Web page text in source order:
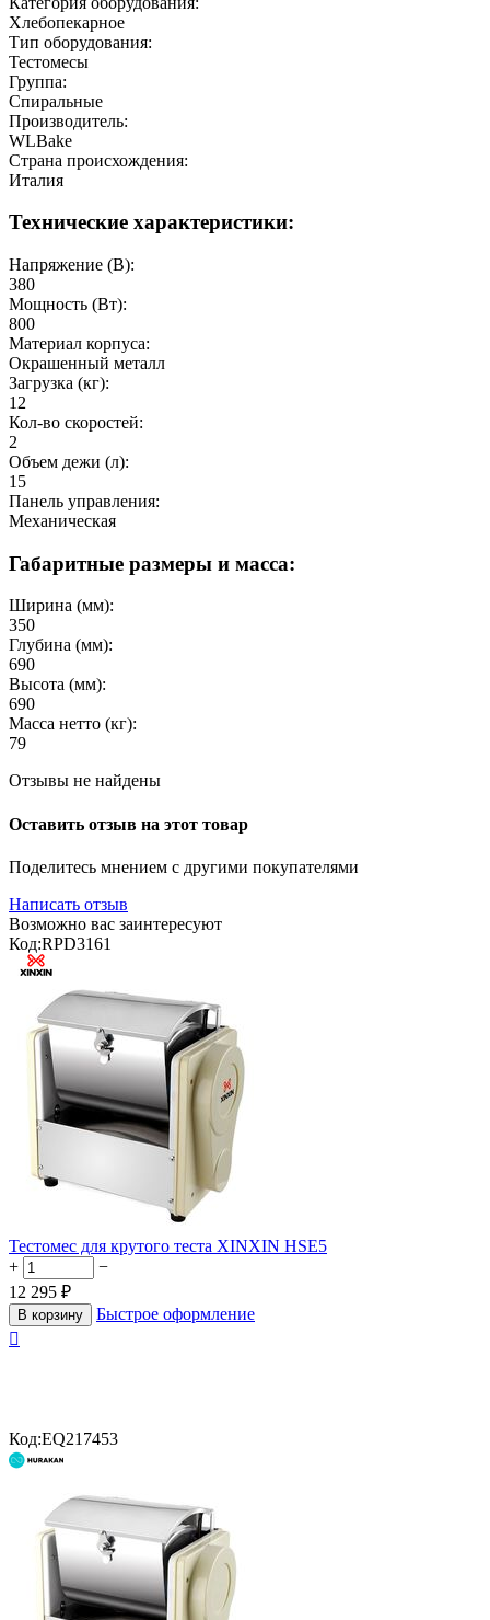
Хлебопекарное
Тип оборудования:
Тестомесы
Группа:
Спиральные
Производитель:
WLBake
Страна происхождения:
Италия
Технические характеристики:
Напряжение (В):
380
Мощность (Вт):
800
Материал корпуса:
Окрашенный металл
Загрузка (кг):
12
Кол-во скоростей:
2
Объем дежи (л):
15
Панель управления:
Механическая
Габаритные размеры и масса:
Ширина (мм):
350
Глубина (мм):
690
Высота (мм):
690
Масса нетто (кг):
79
Отзывы не найдены
Оставить отзыв на этот товар
Поделитесь мнением с другими покупателями
Написать отзыв
Возможно вас заинтересуют
Код:RPD3161
Тестомес для крутого теста XINXIN HSE5
+
−
12 295 ₽
В корзину
Быстрое оформление

Код:EQ217453